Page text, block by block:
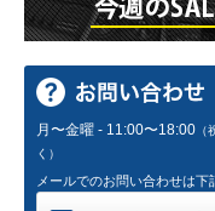
月〜金曜 - 11:00〜18:00 （
く）
メールでのお問い合わせは下